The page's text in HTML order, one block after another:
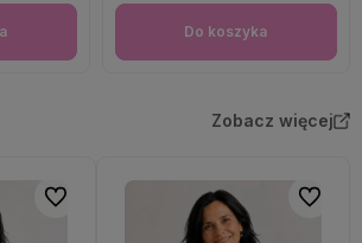
Do koszyka
Zobacz więcej
Do ulubionych Do